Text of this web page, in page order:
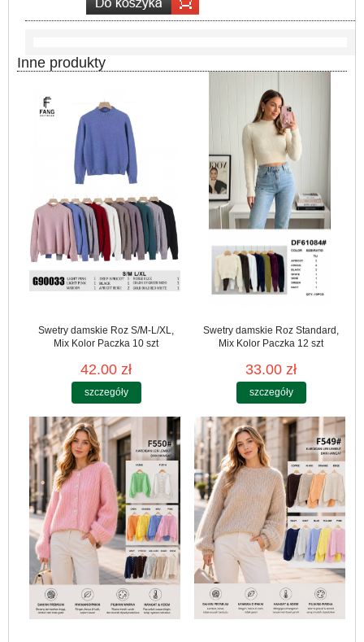
Inne produkty
Swetry damskie Roz S/M-L/XL,
Mix Kolor Paczka 10 szt
42.00 zł
szczegóły
Swetry damskie Roz Standard,
Mix Kolor Paczka 12 szt
33.00 zł
szczegóły